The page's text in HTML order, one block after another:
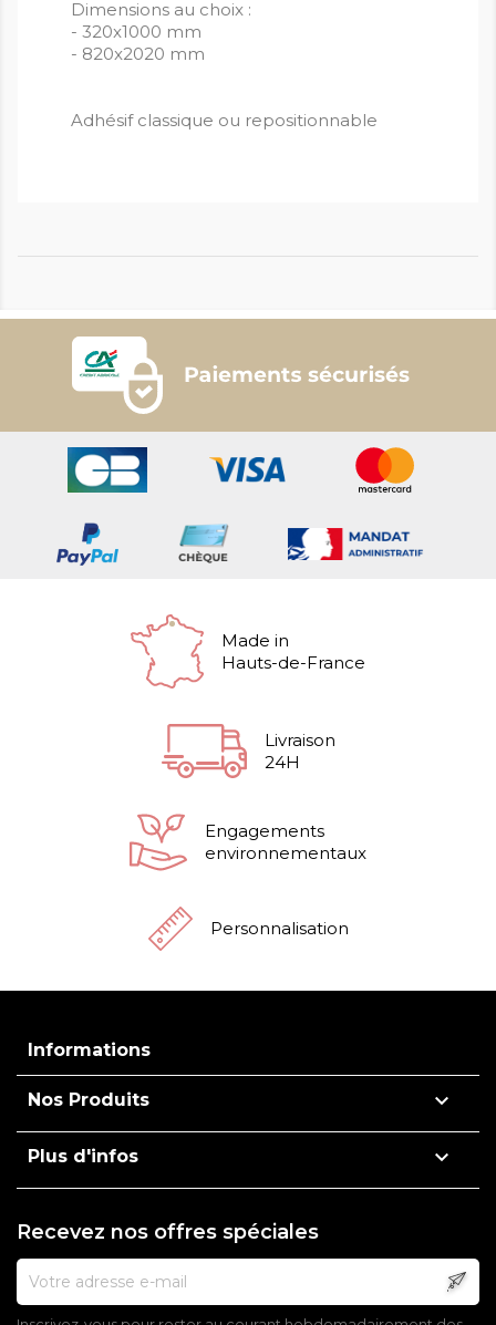
Dimensions au choix :
- 320x1000 mm
- 820x2020 mm
Adhésif classique ou repositionnable
Made in
Hauts-de-France
Livraison
24H
Engagements
environnementaux
Personnalisation
Informations
Nos Produits 
Plus d'infos 
Recevez nos offres spéciales